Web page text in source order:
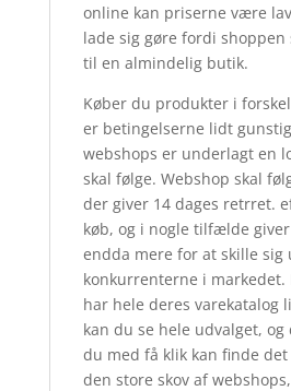
online kan priserne være
lade sig gøre fordi
til en almindelig butik.
Køber du produkter i
er betingelserne lidt
webshops er underlagt en
skal følge. Webshop skal
der giver 14 dages retrret.
køb, og i nogle tilfælde
endda mere for at skille sig
konkurrenterne i markedet.
har hele deres varekatalog
kan du se hele udvalget,
du med få klik kan finde
den store skov af